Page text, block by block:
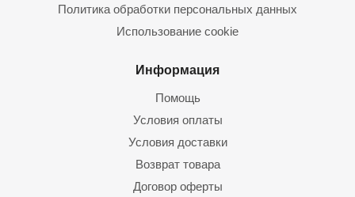
Политика обработки персональных данных
Использование cookie
Информация
Помощь
Условия оплаты
Условия доставки
Возврат товара
Договор оферты